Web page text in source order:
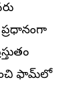
ఫామ్‌లో